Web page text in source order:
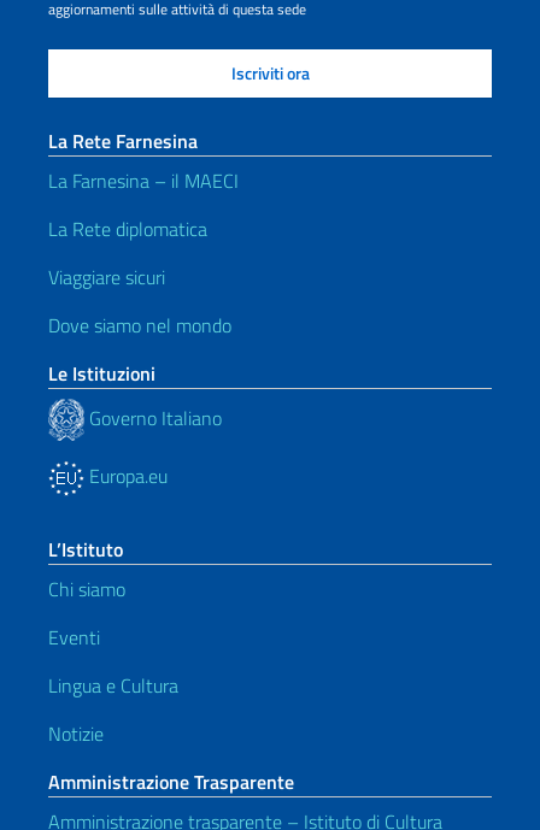
aggiornamenti sulle attività di questa sede
La Rete Farnesina
La Farnesina – il MAECI
La Rete diplomatica
Viaggiare sicuri
Dove siamo nel mondo
Le Istituzioni
Governo Italiano
Europa.eu
L’Istituto
Chi siamo
Eventi
Lingua e Cultura
Notizie
Amministrazione Trasparente
Amministrazione trasparente – Istituto di Cultura